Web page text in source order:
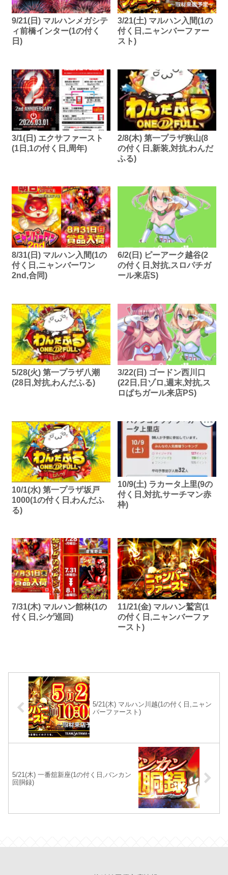
9/21(日) マルハンメガシテ
ィ前橋インター(1の付く
日)
3/21(土) マルハン入間(1の
付く日,ニャンバーファー
スト)
3/1(日) エクサファースト
(1日,1の付く日,周年)
2/8(木) 第一プラザ狭山(8
の付く日,新装,対抗,わんだ
ふる)
8/31(日) マルハン入間(1の
付く日,ニャンバーワン
2nd,合同)
6/2(日) ピーアーク越谷(2
の付く日,対抗,スロパチガ
ール来店S)
5/28(火) 第一プラザ八潮
(28日,対抗,わんだふる)
3/22(日) ゴードン西川口
(22日,日ゾロ,週末,対抗,ス
ロぱちガール来店PS)
10/1(水) 第一プラザ坂戸
1000(1の付く日,わんだふ
る)
10/9(土) ラカータ上里(9の
付く日,対抗,サーチマン赤
枠)
7/31(木) マルハン館林(1の
付く日,シゲ巡回)
11/21(金) マルハン鷲宮(1
の付く日,ニャンバーファ
ースト)
5/21(木) マルハン川越(1の付く日,ニャン
バーファースト)
5/21(木) 一番舘新座(1の付く日,バンカン
回胴録)